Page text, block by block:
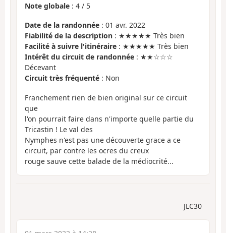
Note globale : 4 / 5
Date de la randonnée : 01 avr. 2022
Fiabilité de la description : ★★★★★ Très bien
Facilité à suivre l'itinéraire : ★★★★★ Très bien
Intérêt du circuit de randonnée : ★★☆☆☆
Décevant
Circuit très fréquenté : Non
Franchement rien de bien original sur ce circuit
que
l'on pourrait faire dans n'importe quelle partie du
Tricastin ! Le val des
Nymphes n'est pas une découverte grace a ce
circuit, par contre les ocres du creux
rouge sauve cette balade de la médiocrité...
JLC30